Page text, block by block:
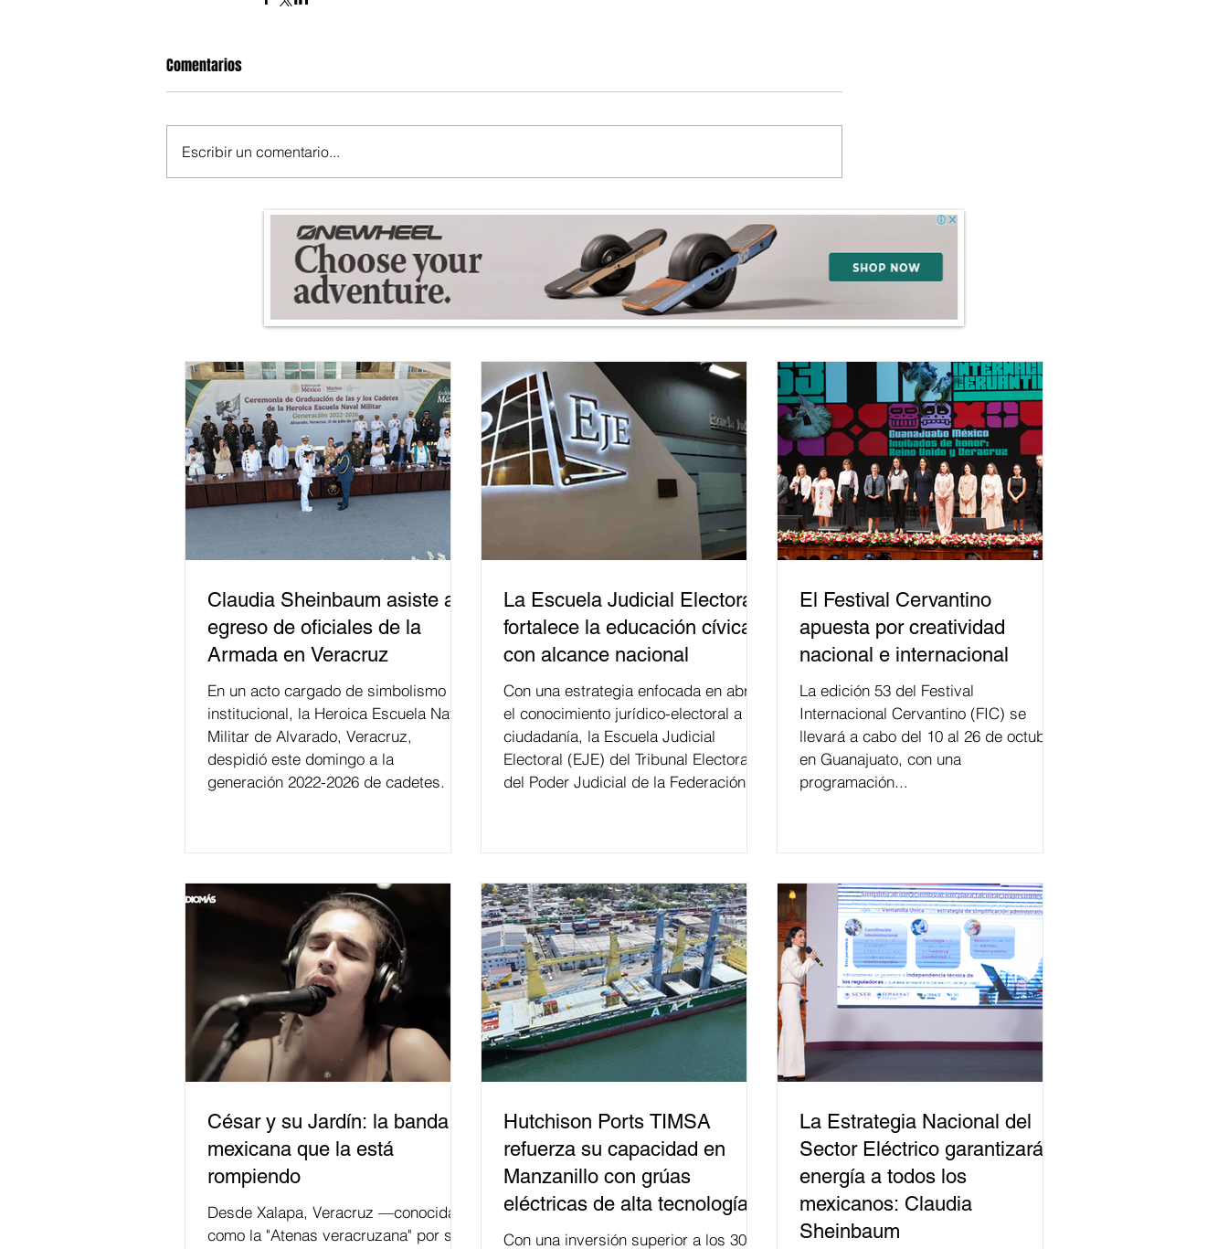
Comentarios
Escribir un comentario...
Claudia Sheinbaum asiste a
egreso de oficiales de la
Armada en Veracruz
En un acto cargado de simbolismo
institucional, la Heroica Escuela Naval
Militar de Alvarado, Veracruz,
despidió este domingo a la
generación 2022-2026 de cadetes.
La Escuela Judicial Electoral
fortalece la educación cívica
con alcance nacional
Con una estrategia enfocada en abrir
el conocimiento jurídico-electoral a la
ciudadanía, la Escuela Judicial
Electoral (EJE) del Tribunal Electoral
del Poder Judicial de la Federación ha
relacionados con la democracia y el
del papel que ha asumido la EJE en la
difusión de la justicia electoral como
un bien público. La mayor parte de las
personas capacitadas no forma
El Festival Cervantino
apuesta por creatividad
nacional e internacional
La edición 53 del Festival
Internacional Cervantino (FIC) se
llevará a cabo del 10 al 26 de octubre
en Guanajuato, con una
programación...
César y su Jardín: la banda
mexicana que la está
rompiendo
Desde Xalapa, Veracruz —conocida
como la "Atenas veracruzana" por su
Hutchison Ports TIMSA
refuerza su capacidad en
Manzanillo con grúas
eléctricas de alta tecnología
Con una inversión superior a los 300
La Estrategia Nacional del
Sector Eléctrico garantizará
energía a todos los
mexicanos: Claudia
Sheinbaum